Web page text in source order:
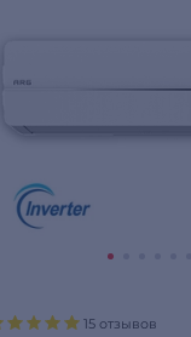
15 отзывов